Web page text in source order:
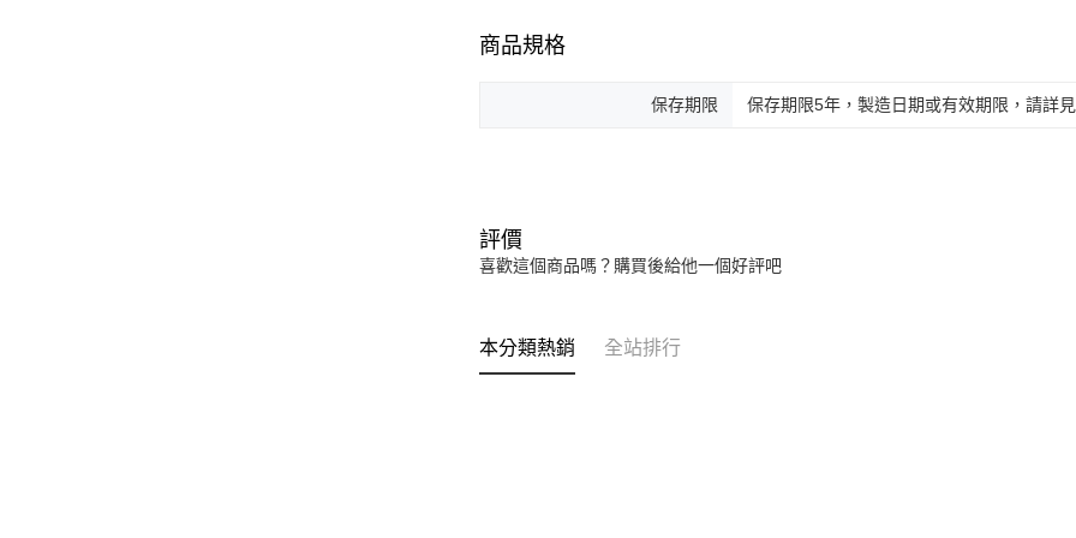
商品規格
保存期限 保存期限5年，製造日期或有效期限，請詳
評價
喜歡這個商品嗎？購買後給他一個好評吧
本分類熱銷 全站排行